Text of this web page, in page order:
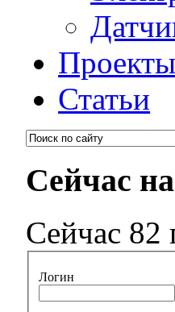
Проекты
Статьи
Сейчас
Сейчас 82
Логин